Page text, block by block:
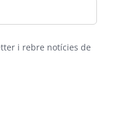
i rebre notícies de